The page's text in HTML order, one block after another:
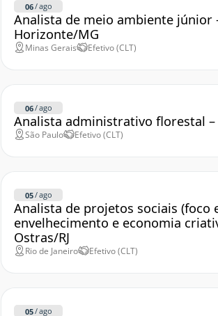
06/ago
Analista de meio ambiente júnior
Horizonte/MG
Minas Gerais Efetivo (CLT)
06/ago
Analista administrativo florestal –
São Paulo Efetivo (CLT)
05/ago
Analista de projetos sociais (foco
envelhecimento e economia
Ostras/RJ
Rio de Janeiro Efetivo (CLT)
05/ago